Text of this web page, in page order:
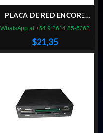
PLACA DE RED ENCORE
ENL832 PCI
$21,35
WhatsApp al +54 9 2614 85-5362